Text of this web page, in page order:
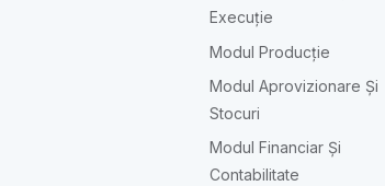
Execuție
Modul Producție
Modul Aprovizionare Și
Stocuri
Modul Financiar Și
Contabilitate